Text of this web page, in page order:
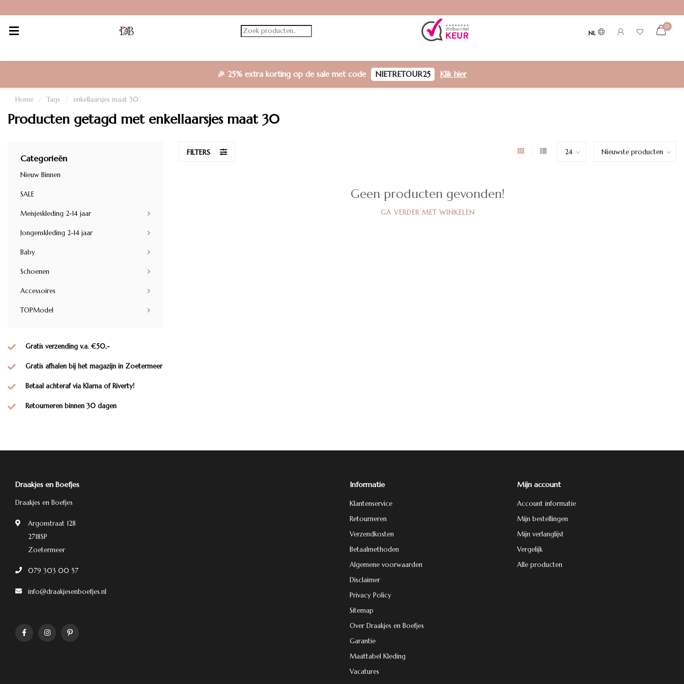
NL
0
🎉 25% extra korting op de sale met code NIETRETOUR25 Klik hier
Home / Tags / enkellaarsjes maat 30
Producten getagd met enkellaarsjes maat 30
Categorieën
Nieuw Binnen
SALE
Meisjeskleding 2-14 jaar
Jongenskleding 2-14 jaar
Baby
Schoenen
Accessoires
TOPModel
Gratis verzending v.a. €50,-
Gratis afhalen bij het magazijn in Zoetermeer
Betaal achteraf via Klarna of Riverty!
Retourneren binnen 30 dagen
FILTERS
Geen producten gevonden!
GA VERDER MET WINKELEN
Draakjes en Boefjes
Draakjes en Boefjes
Argonstraat 128
2718SP
Zoetermeer
079 303 00 57
info@draakjesenboefjes.nl
Informatie
Klantenservice
Retourneren
Verzendkosten
Betaalmethoden
Algemene voorwaarden
Disclaimer
Privacy Policy
Sitemap
Over Draakjes en Boefjes
Garantie
Maattabel Kleding
Vacatures
Mijn account
Account informatie
Mijn bestellingen
Mijn verlanglijst
Vergelijk
Alle producten